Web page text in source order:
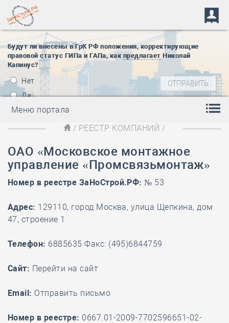
Будут ли внесены в ГрК РФ положения, корректирующие
правовой статус ГИПа и ГАПа, как предлагает Николай
Капинус?
Нет
Да
Меню портала
/ РЕЕСТР КОМПАНИЙ /
ОАО «Московское монтажное
управление «Промсвязьмонтаж»
Номер в реестре ЗаНоСтрой.РФ: № 53
Адрес: 129110, город Москва, улица Щепкина, дом
47, строение 1
Телефон: 6885635 Факс: (495)6844759
Cайт: Перейти на сайт
Email: Отправить письмо
Номер в реестре: 0667.01-2009-7702596651-02-